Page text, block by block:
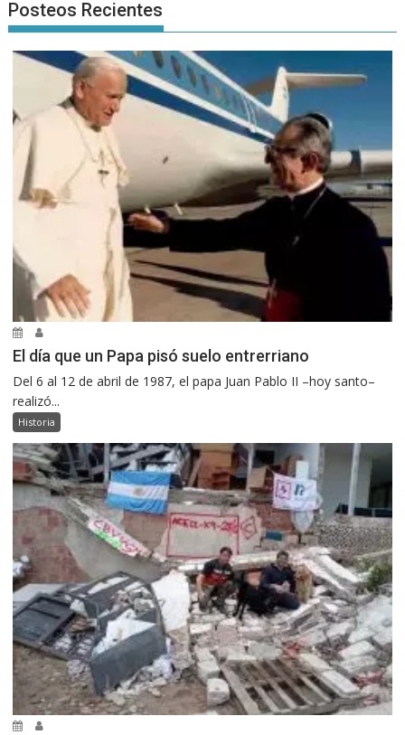
Posteos Recientes
El día que un Papa pisó suelo entrerriano
Del 6 al 12 de abril de 1987, el papa Juan Pablo II –hoy santo–
realizó...
Historia